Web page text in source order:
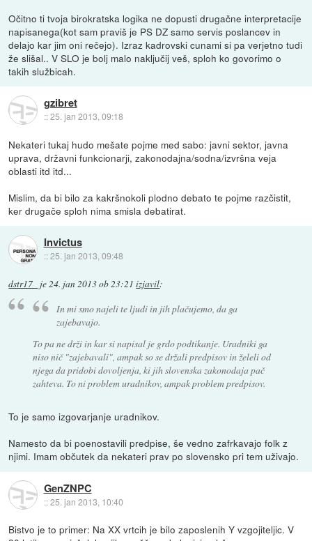
Očitno ti tvoja birokratska logika ne dopusti drugačne interpretacije
napisanega(kot sam praviš je PS DZ samo servis poslancev in
delajo kar jim oni rečejo). Izraz kadrovski cunami si pa verjetno tudi
že slišal.. V SLO je bolj malo naključij veš, sploh ko govorimo o
takih službicah.
gzibret
::25. jan 2013, 09:18
Nekateri tukaj hudo mešate pojme med sabo: javni sektor, javna
uprava, državni funkcionarji, zakonodajna/sodna/izvršna veja
oblasti itd itd...
Mislim, da bi bilo za kakršnokoli plodno debato te pojme razčistit,
ker drugače sploh nima smisla debatirat.
Invictus
::25. jan 2013, 09:48
dstr17_ je24. jan 2013 ob 23:21 izjavil:
In mi smo najeli te ljudi in jih plačujemo, da ga
zajebavajo.
To pa ne drži in kar si napisal je grdo podtikanje. Uradniki ga
niso nič "zajebavali", ampak so se držali predpisov in želeli od
njega da pridobi dovoljenja, ki jih slovenska zakonodaja pač
zahteva. To ni problem uradnikov, ampak problem predpisov.
To je samo izgovarjanje uradnikov.
Namesto da bi poenostavili predpise, še vedno zafrkavajo folk z
njimi. Imam občutek da nekateri prav po slovensko pri tem uživajo.
GenZNPC
::25. jan 2013, 10:40
Bistvo je to primer: Na XX vrtcih je bilo zaposlenih Y vzgojiteljic. V